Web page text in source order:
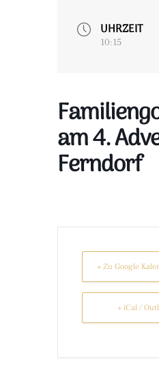
UHRZEIT
10:15
am 4.
Ferndorf
+ Zu Google
+ iCal /